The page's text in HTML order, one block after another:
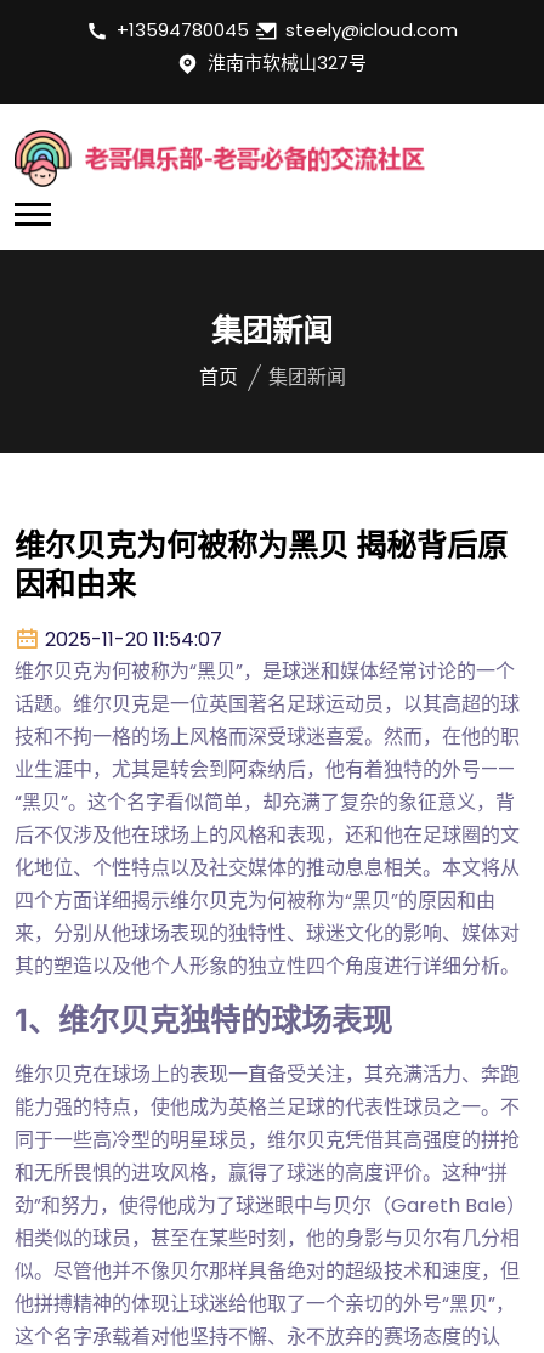
+13594780045
steely@icloud.com
淮南市软械山327号
集团新闻
首页 集团新闻
维尔贝克为何被称为黑贝 揭秘背后原
因和由来
2025-11-20 11:54:07
维尔贝克为何被称为“黑贝”，是球迷和媒体经常讨论的一个
话题。维尔贝克是一位英国著名足球运动员，以其高超的球
技和不拘一格的场上风格而深受球迷喜爱。然而，在他的职
业生涯中，尤其是转会到阿森纳后，他有着独特的外号——
“黑贝”。这个名字看似简单，却充满了复杂的象征意义，背
后不仅涉及他在球场上的风格和表现，还和他在足球圈的文
化地位、个性特点以及社交媒体的推动息息相关。本文将从
四个方面详细揭示维尔贝克为何被称为“黑贝”的原因和由
来，分别从他球场表现的独特性、球迷文化的影响、媒体对
其的塑造以及他个人形象的独立性四个角度进行详细分析。
1、维尔贝克独特的球场表现
维尔贝克在球场上的表现一直备受关注，其充满活力、奔跑
能力强的特点，使他成为英格兰足球的代表性球员之一。不
同于一些高冷型的明星球员，维尔贝克凭借其高强度的拼抢
和无所畏惧的进攻风格，赢得了球迷的高度评价。这种“拼
劲”和努力，使得他成为了球迷眼中与贝尔（Gareth Bale）
相类似的球员，甚至在某些时刻，他的身影与贝尔有几分相
似。尽管他并不像贝尔那样具备绝对的超级技术和速度，但
他拼搏精神的体现让球迷给他取了一个亲切的外号“黑贝”，
这个名字承载着对他坚持不懈、永不放弃的赛场态度的认